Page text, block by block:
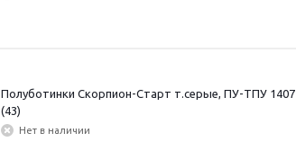
Полуботинки Скорпион-Старт т.серые, ПУ-ТПУ 1407
(43)
Нет в наличии